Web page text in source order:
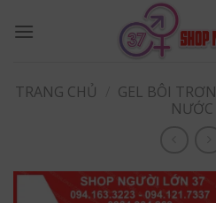
TRANG CHỦ
GEL BÔI TRƠN
NƯỚC